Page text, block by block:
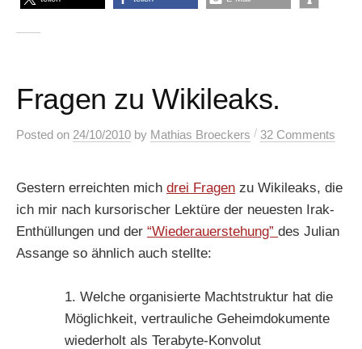
Fragen zu Wikileaks.
Posted on 24/10/2010 by Mathias Broeckers / 32 Comments
Gestern erreichten mich drei Fragen zu Wikileaks, die
ich mir nach kursorischer Lektüre der neuesten Irak-
Enthüllungen und der “Wiederauerstehung” des Julian
Assange so ähnlich auch stellte:
1. Welche organisierte Machtstruktur hat die
Möglichkeit, vertrauliche Geheimdokumente
wiederholt als Terabyte-Konvolut